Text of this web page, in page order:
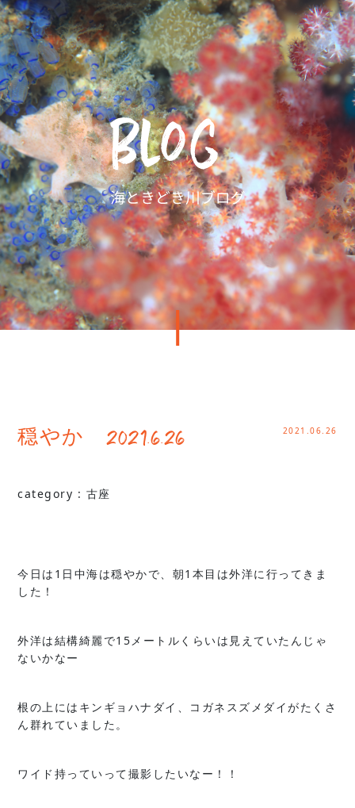
穏やか 2021.6.26 2021.06.26
category : 古座
今日は1日中海は穏やかで、朝1本目は外洋に行ってきま
した！
外洋は結構綺麗で15メートルくらいは見えていたんじゃ
ないかなー
根の上にはキンギョハナダイ、コガネスズメダイがたくさ
ん群れていました。
ワイド持っていって撮影したいなー！！